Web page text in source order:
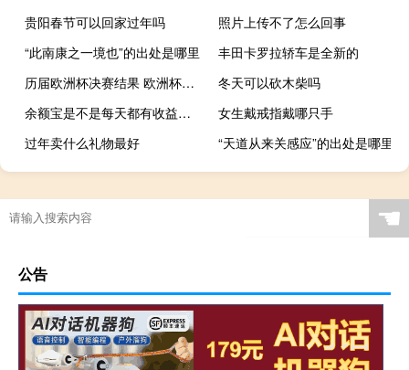
贵阳春节可以回家过年吗
照片上传不了怎么回事
“此南康之一境也”的出处是哪里
丰田卡罗拉轿车是全新的
历届欧洲杯决赛结果 欧洲杯总决赛时间
冬天可以砍木柴吗
余额宝是不是每天都有收益（余额宝是不是基金呢）
女生戴戒指戴哪只手
过年卖什么礼物最好
“天道从来关感应”的出处是哪里
☚
公告